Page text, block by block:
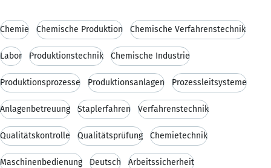
Chemie Chemische Produktion Chemische Verfahrenstechnik
Labor Produktionstechnik Chemische Industrie
Produktionsprozesse Produktionsanlagen Prozessleitsysteme
Anlagenbetreuung Staplerfahren Verfahrenstechnik
Qualitätskontrolle Qualitätsprüfung Chemietechnik
Maschinenbedienung Deutsch Arbeitssicherheit